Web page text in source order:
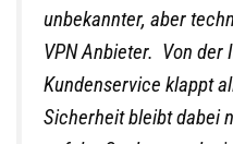
unbekannter, aber
VPN Anbieter. Von der
Kundenservice klappt
Sicherheit bleibt dabei